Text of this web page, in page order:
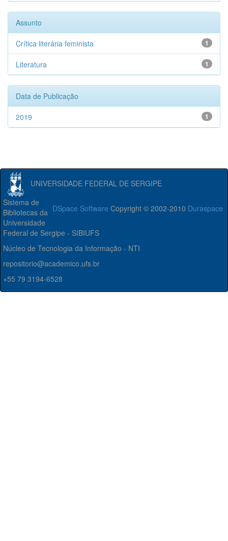
Assunto
1
Crítica literária feminista
1
Literatura
Data de Publicação
1
2019
UNIVERSIDADE FEDERAL DE SERGIPE
DSpace Software Copyright © 2002-2010 Duraspace
Sistema de
Bibliotecas da
Universidade
Federal de Sergipe - SIBIUFS
Núcleo de Tecnologia da Informação - NTI
repositorio@academico.ufs.br
+55 79 3194-6528